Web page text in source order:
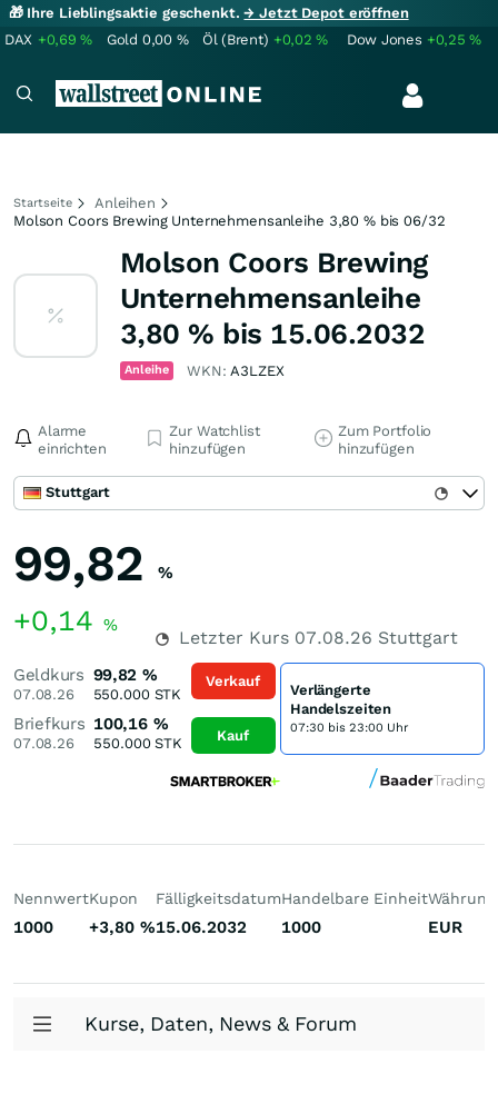
🎁 Ihre Lieblingsaktie geschenkt.→ Jetzt Depot eröffnen
DAX +0,69% Gold 0,00 % Öl (Brent) +0,02% Dow Jones +0,25%
Startseite
Anleihen
Molson Coors Brewing Unternehmensanleihe 3,80 % bis 06/32
Molson Coors Brewing
Unternehmensanleihe
3,80 % bis 15.06.2032
Anleihe WKN:A3LZEX
Alarme
einrichten
Zur Watchlist
hinzufügen
Zum Portfolio
hinzufügen
Stuttgart
99,82 %
+0,14 %
Letzter Kurs 07.08.26 Stuttgart
Geldkurs
07.08.26
99,82 %
550.000STK
Briefkurs
07.08.26
100,16 %
550.000STK
Verkauf
Kauf
Verlängerte
Handelszeiten
07:30 bis 23:00 Uhr
Nennwert
1000
Kupon
+3,80 %
Fälligkeitsdatum
15.06.2032
Handelbare Einheit
1000
Währung
EUR
Kurse, Daten, News & Forum